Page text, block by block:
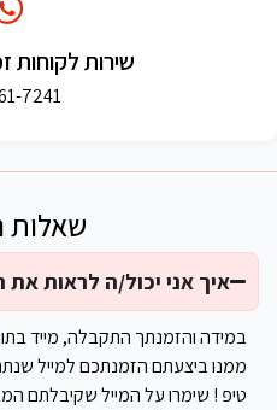
איך אני יכול/ה לראות את
במידה והזמנתך התקבלה, מייד
ממנו ביצעתם הזמנתכם למייל
טיפ ! שימרו על המייל שקיבלתם
שאלות
שירות לקוחות
7241